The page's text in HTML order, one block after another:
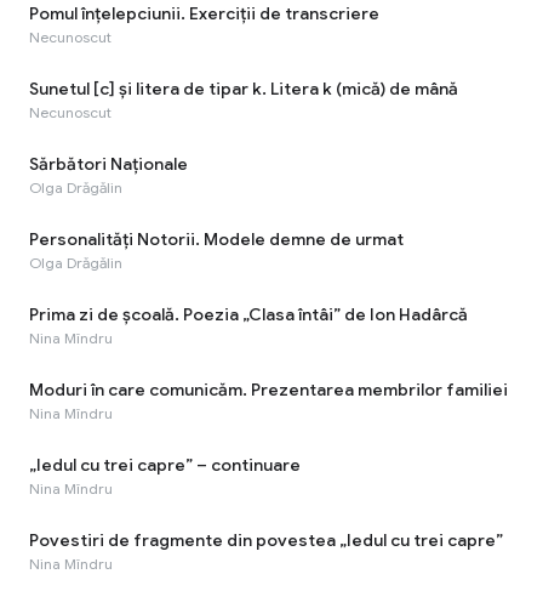
Pomul înțelepciunii. Exerciții de transcriere
Necunoscut
Sunetul [c] şi litera de tipar k. Litera k (mică) de mână
Necunoscut
Sărbători Naționale
Olga Drăgălin
Personalități Notorii. Modele demne de urmat
Olga Drăgălin
Prima zi de școală. Poezia „Clasa întâi” de Ion Hadârcă
Nina Mîndru
Moduri în care comunicăm. Prezentarea membrilor familiei
Nina Mîndru
„Iedul cu trei capre” – continuare
Nina Mîndru
Povestiri de fragmente din povestea „Iedul cu trei capre”
Nina Mîndru